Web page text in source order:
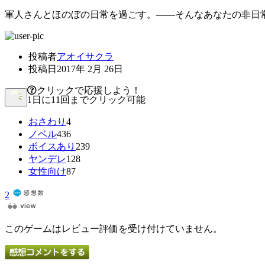
軍人さんとほのぼの日常を過ごす。――そんなあなたの非日
投稿者アオイサクラ
投稿日 2017年 2月 26日
クリックで応援しよう！
1日に11回までクリック可能
おさわり 4
ノベル436
ボイスあり 239
ヤンデレ128
女性向け87
2
このゲームはレビュー評価を受け付けていません。